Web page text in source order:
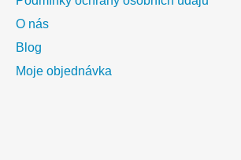
O nás
Blog
Moje objednávka